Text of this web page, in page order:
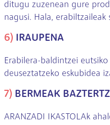
ditugu zuzenean gure
nagusi. Hala,
6) IRAUPENA
Erabilera-baldintzei
deuseztatzeko eskubidea
7) BERMEAK
ARANZADI IKASTOLAk